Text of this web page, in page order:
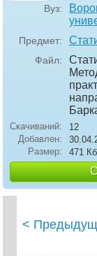
Вуз:
Предмет:
Файл:
Скачиваний:
12
Добавлен:
Размер:
471 Кб
<